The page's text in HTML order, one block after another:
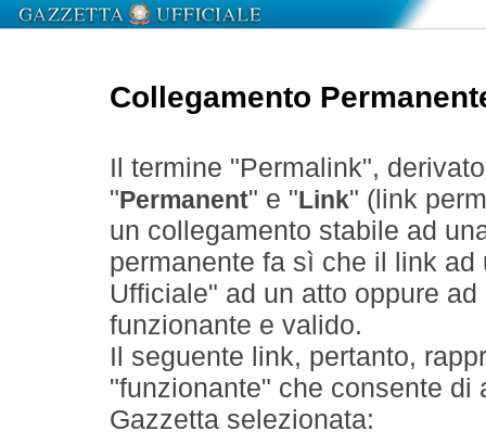
Collegamento
Il termine "Permalink",
" Permanent" e " Link" (link
un collegamento stabile ad
permanente fa sì che il link
Ufficiale" ad un atto oppure
funzionante e valido.
Il seguente link, pertanto,
"funzionante" che consente
Gazzetta selezionata: